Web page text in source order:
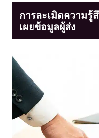
การละเมิดความรู้
เผยข้อมูลผู้ส่ง